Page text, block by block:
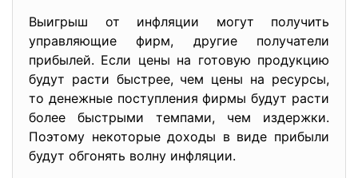
Выигрыш от инфляции могут получить
управляющие фирм, другие получатели
прибылей. Если цены на готовую продукцию
будут расти быстрее, чем цены на ресурсы,
то денежные поступления фирмы будут расти
более быстрыми темпами, чем издержки.
Поэтому некоторые доходы в виде прибыли
будут обгонять волну инфляции.